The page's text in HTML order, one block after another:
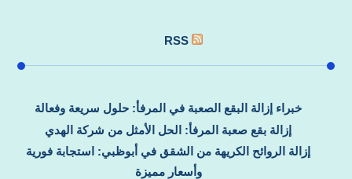
RSS
خبراء إزالة البقع الصعبة في المرفأ: حلول سريعة وفعالة
إزالة بقع صعبة المرفأ: الحل الأمثل من شركة الهدي
إزالة الروائح الكريهة من الشقق في أبوظبي: استجابة فورية
وأسعار مميزة